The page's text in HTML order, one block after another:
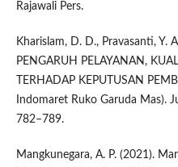
Rajawali Pers.
Kharislam, D. D., Pravasanti, Y.
PENGARUH PELAYANAN,
TERHADAP KEPUTUSAN
Indomaret Ruko Garuda Mas).
782–789.
Mangkunegara, A. P. (2021).